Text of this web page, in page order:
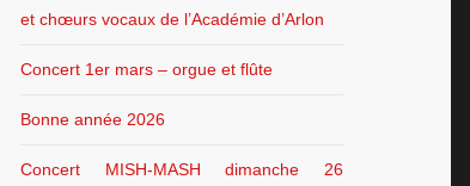
et chœurs vocaux de l’Académie d’Arlon
Concert 1er mars – orgue et flûte
Bonne année 2026
Concert MISH-MASH dimanche 26